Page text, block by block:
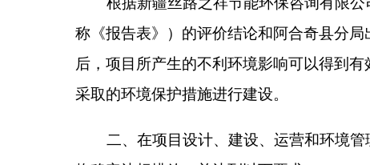
（一）加强施工期环境保护管理工作，严格落实
水、生活废水，不得随意排放污染环境；施工土方尽
程占地应按照国家和地方有关工程征地及补偿要求，
（二）严格落实生态环境保护措施。施工期严格
和培训；禁止施工人员狩猎。运营期临时占地全部恢